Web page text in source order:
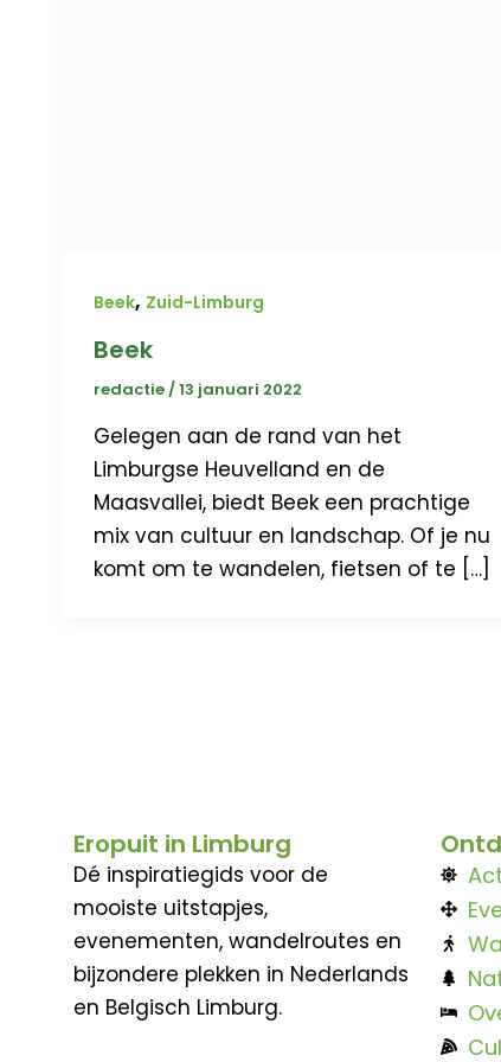
Beek, Zuid-Limburg
Beek
redactie/13 januari 2022
Gelegen aan de rand van het
Limburgse Heuvelland en de
Maasvallei, biedt Beek een prachtige
mix van cultuur en landschap. Of je nu
komt om te wandelen, fietsen of te […]
Eropuit in Limburg
Dé inspiratiegids voor de
mooiste uitstapjes,
evenementen, wandelroutes en
bijzondere plekken in Nederlands
en Belgisch Limburg.